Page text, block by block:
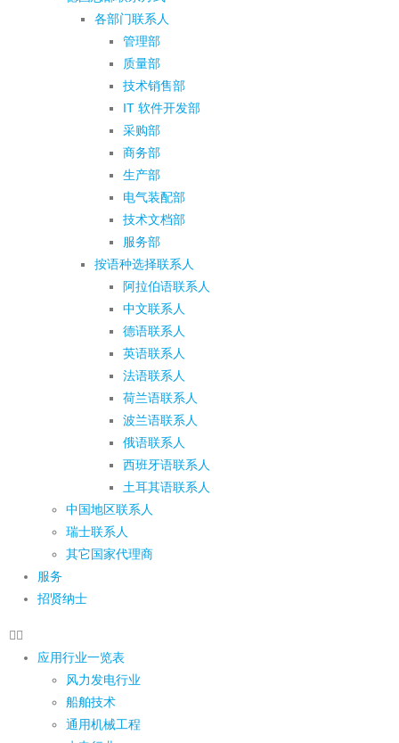
各部门联系人
管理部
质量部
技术销售部
IT 软件开发部
采购部
商务部
生产部
电气装配部
技术文档部
服务部
按语种选择联系人
阿拉伯语联系人
中文联系人
德语联系人
英语联系人
法语联系人
荷兰语联系人
波兰语联系人
俄语联系人
西班牙语联系人
土耳其语联系人
中国地区联系人
瑞士联系人
其它国家代理商
服务
招贤纳士
应用行业一览表
风力发电行业
船舶技术
通用机械工程